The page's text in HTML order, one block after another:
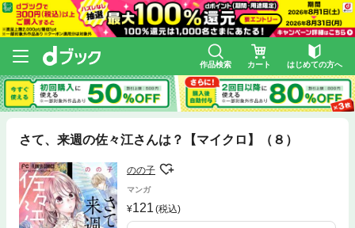
作品検索 カート はじめての方へ
さて、来週の佐々江さんは？【マイクロ】（８）
のの子
マンガ
121 (税込)